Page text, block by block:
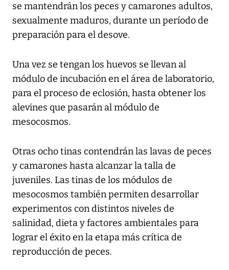
se mantendrán los peces y camarones adultos,
sexualmente maduros, durante un período de
preparación para el desove.
Una vez se tengan los huevos se llevan al
módulo de incubación en el área de laboratorio,
para el proceso de eclosión, hasta obtener los
alevines que pasarán al módulo de
mesocosmos.
Otras ocho tinas contendrán las lavas de peces
y camarones hasta alcanzar la talla de
juveniles. Las tinas de los módulos de
mesocosmos también permiten desarrollar
experimentos con distintos niveles de
salinidad, dieta y factores ambientales para
lograr el éxito en la etapa más crítica de
reproducción de peces.